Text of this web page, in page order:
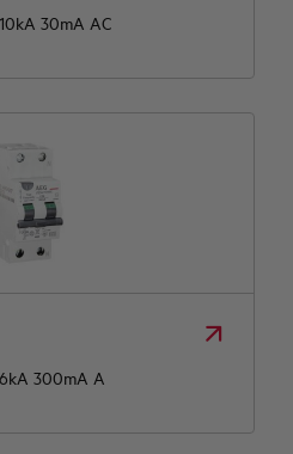
30mA AC
300mA A